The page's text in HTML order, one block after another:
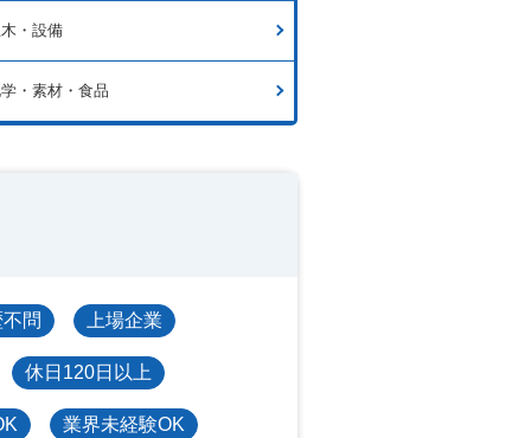
・設備
・素材・食品
問 上場企業
休日120日以上
業界未経験OK